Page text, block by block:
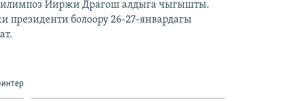
Йиржи Драгош алдыга чыгышты.
болоору 26-27-январдагы